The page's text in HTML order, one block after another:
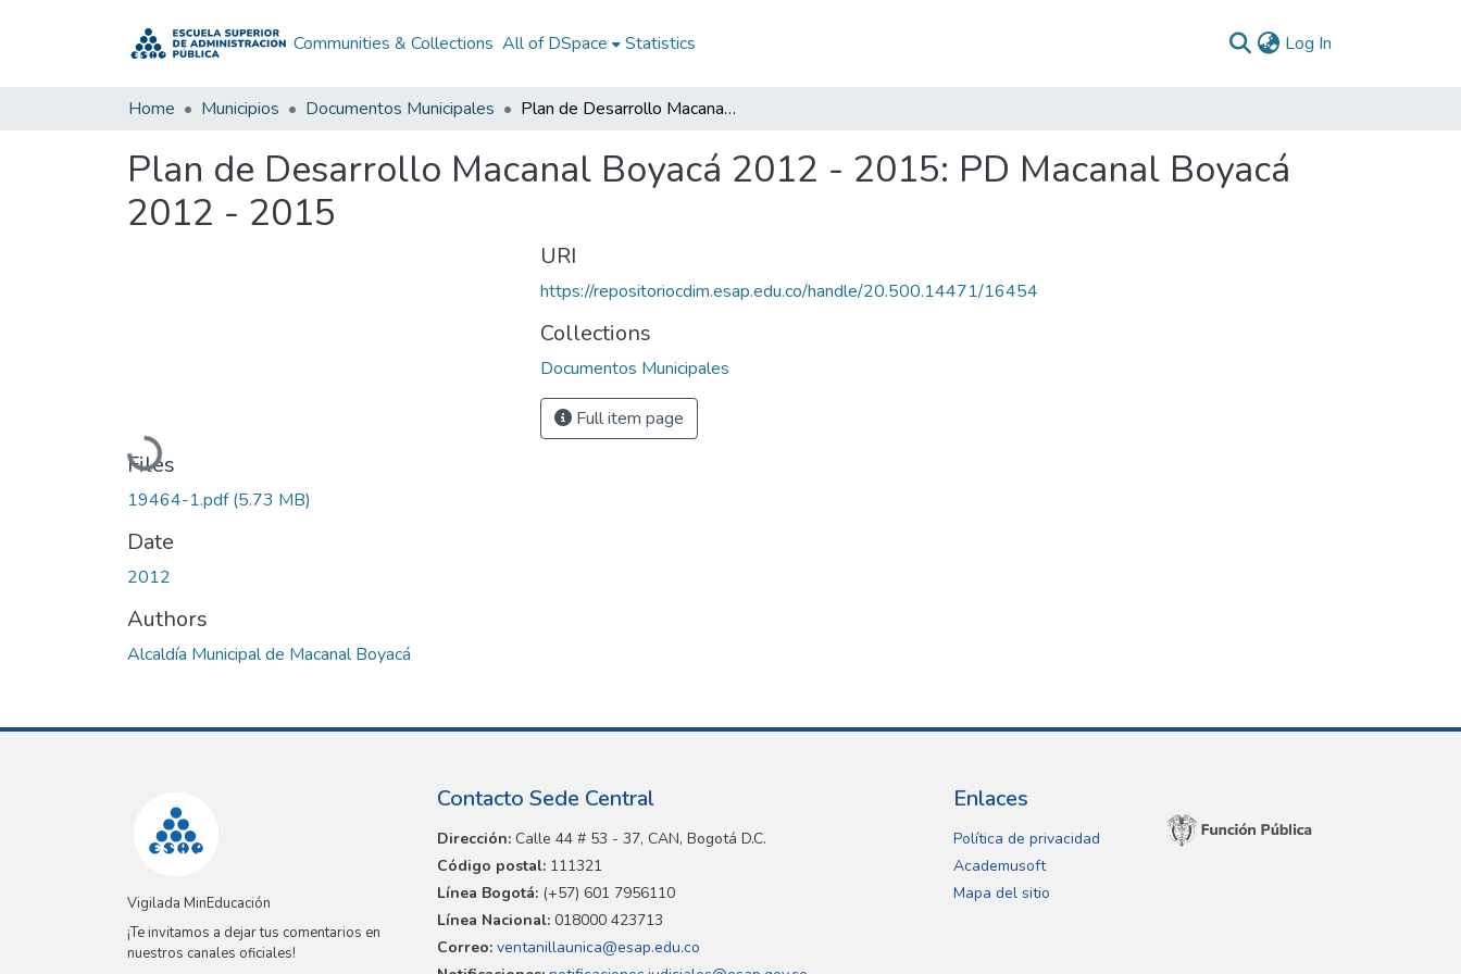
Communities & Collections All of DSpace Statistics Log In
Home Municipios Documentos Municipales Plan de Desarrollo Macanal Boyacá 2012 - 2015: PD Macanal Boyacá 2012 - 2015
Plan de Desarrollo Macanal Boyacá 2012 - 2015: PD Macanal Boyacá
2012 - 2015
Loading...
Files
19464-1.pdf(5.73 MB)
Date
2012
Authors
Alcaldía Municipal de Macanal Boyacá
URI
https://repositoriocdim.esap.edu.co/handle/20.500.14471/16454
Collections
Documentos Municipales
Full item page
Vigilada MinEducación
¡Te invitamos a dejar tus comentarios en
nuestros canales oficiales!
Contacto Sede Central
Dirección: Calle 44 # 53 - 37, CAN, Bogotá D.C.
Código postal: 111321
Línea Bogotá: (+57) 601 7956110
Línea Nacional: 018000 423713
Correo: ventanillaunica@esap.edu.co
Enlaces
Política de privacidad
Academusoft
Mapa del sitio